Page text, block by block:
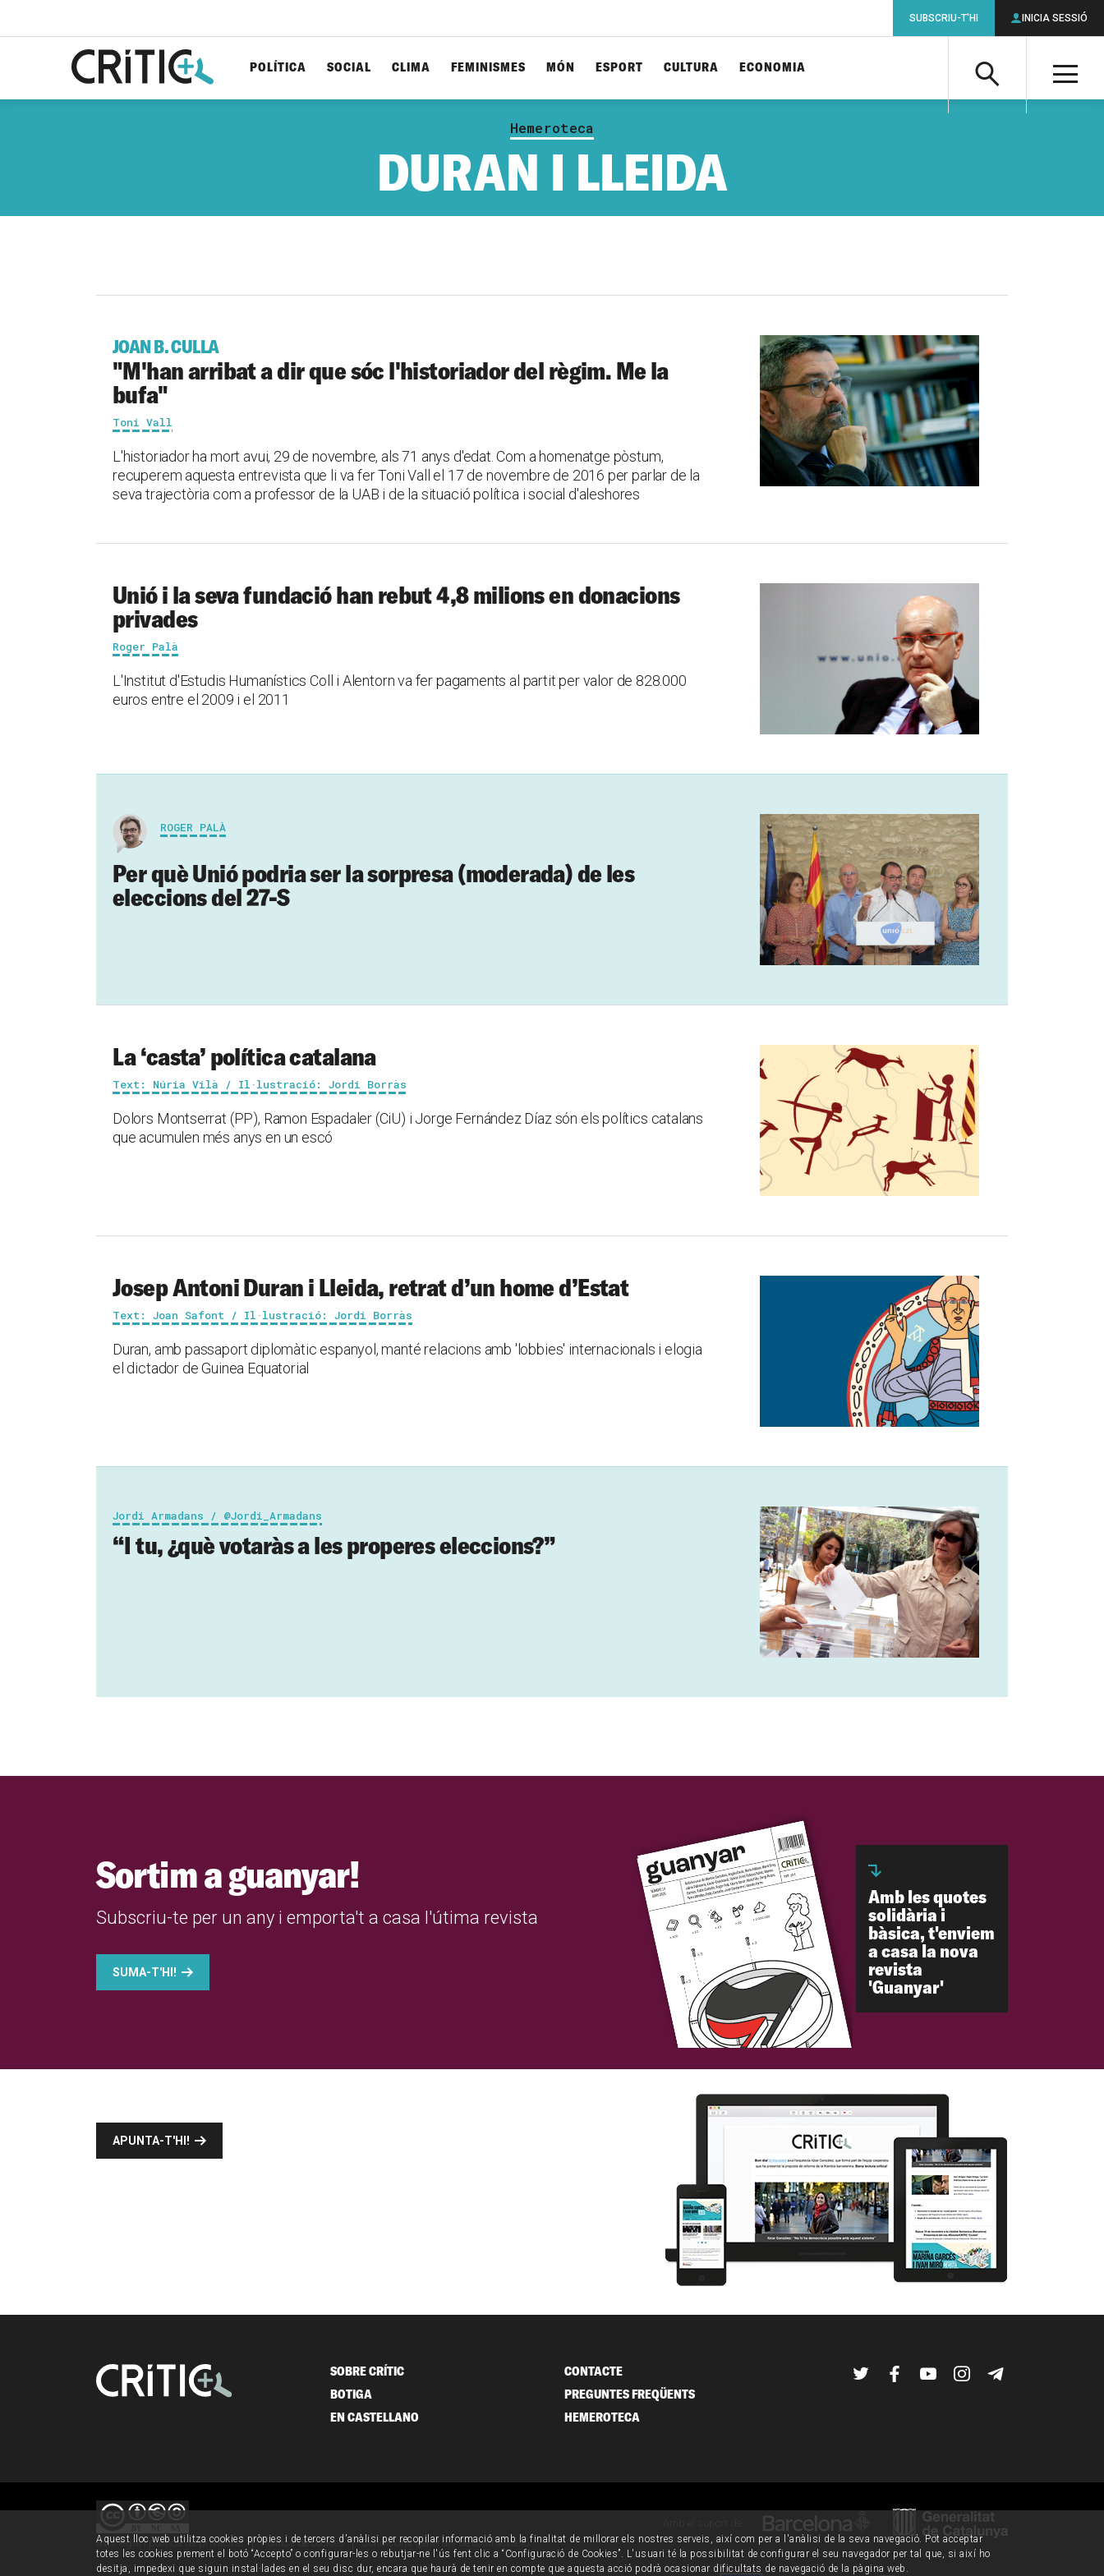
Cerca
POLÍTICA SOCIAL CLIMA FEMINISMES MÓN ESPORT CULTURA ECONOMIA
SUBSCRIU-T'HI INICIA SESSIÓ
Hemeroteca
DURAN I LLEIDA
JOAN B. CULLA
"M'han arribat a dir que sóc l'historiador del règim. Me la
bufa"
Toni Vall
L'historiador ha mort avui, 29 de novembre, als 71 anys d'edat. Com a homenatge pòstum,
recuperem aquesta entrevista que li va fer Toni Vall el 17 de novembre de 2016 per parlar de la
seva trajectòria com a professor de la UAB i de la situació política i social d'aleshores
Unió i la seva fundació han rebut 4,8 milions en donacions
privades
Roger Palà
L'Institut d'Estudis Humanístics Coll i Alentorn va fer pagaments al partit per valor de 828.000
euros entre el 2009 i el 2011
ROGER PALÀ
Per què Unió podria ser la sorpresa (moderada) de les
eleccions del 27-S
La ‘casta’ política catalana
Text: Núria Vilà / Il·lustració: Jordi Borràs
Dolors Montserrat (PP), Ramon Espadaler (CiU) i Jorge Fernández Díaz són els polítics catalans
que acumulen més anys en un escó
Josep Antoni Duran i Lleida, retrat d’un home d’Estat
Text: Joan Safont / Il·lustració: Jordi Borràs
Duran, amb passaport diplomàtic espanyol, manté relacions amb 'lobbies' internacionals i elogia
el dictador de Guinea Equatorial
Jordi Armadans / @Jordi_Armadans
“I tu, ¿què votaràs a les properes eleccions?”
Sortim a guanyar!
Subscriu-te per un any i emporta't a casa l'útima revista
SUMA-T'HI!
Amb les quotes
solidària i
bàsica, t'enviem
a casa la nova
revista
'Guanyar'
APUNTA-T'HI!
SOBRE CRÍTIC
BOTIGA
EN CASTELLANO
CONTACTE
PREGUNTES FREQÜENTS
HEMEROTECA
TwitterFacebook
YouTubeInstagram
Avís legal i política de privacitat Política de cookies Condicions generals de contractació
Aquest lloc web utilitza cookies pròpies i de tercers d'anàlisi per recopilar informació amb la finalitat de millorar els nostres serveis, així com per a l'anàlisi de la seva navegació. Pot acceptar
totes les cookies prement el botó “Accepto” o configurar-les o rebutjar-ne l'ús fent clic a “Configuració de Cookies”. L'usuari té la possibilitat de configurar el seu navegador per tal que, si així ho
desitja, impedexi que siguin instal·lades en el seu disc dur, encara que haurà de tenir en compte que aquesta acció podrà ocasionar dificultats de navegació de la pàgina web.